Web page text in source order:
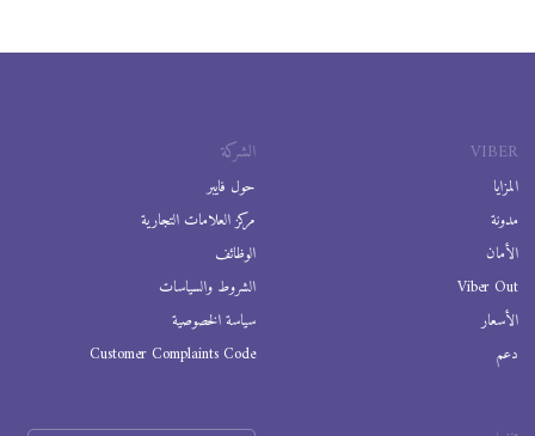
VIBER
المزايا
مدونة
الأمان
Viber Out
الأسعار
دعم
الشركة
حول فايبر
مركز العلامات التجارية
الوظائف
الشروط والسياسات
سياسة الخصوصية
Customer Complaints Code